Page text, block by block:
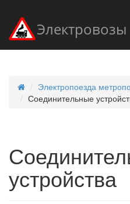
Электропоезда
Соединительные
устройства